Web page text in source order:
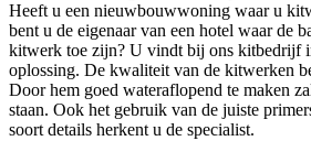
Heeft u een nieuwbouwwoning waar u
bent u de eigenaar van een hotel waar de
kitwerk toe zijn? U vindt bij ons kitbedrijf
oplossing. De kwaliteit van de kitwerken
Door hem goed wateraflopend te maken
staan. Ook het gebruik van de juiste
soort details herkent u de specialist.